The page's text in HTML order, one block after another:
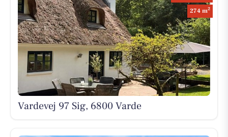
274 m2
Vardevej 97 Sig, 6800 Varde